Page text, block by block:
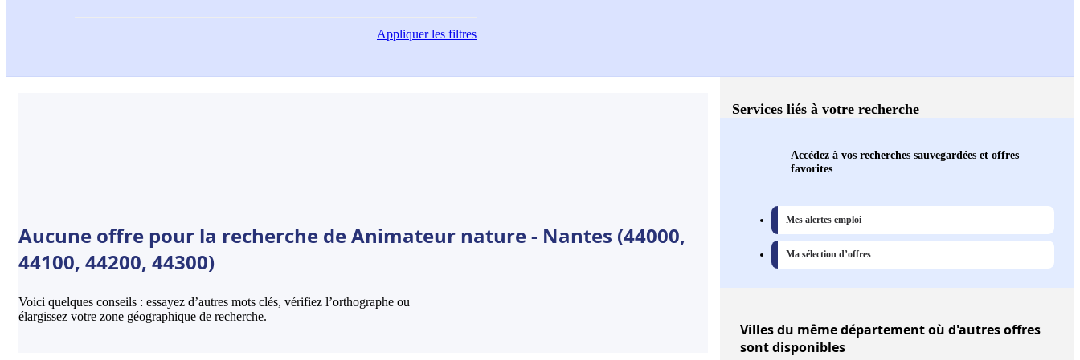
Appliquerles filtres
Aucune offre pour la recherche de Animateur nature - Nantes (44000,
44100, 44200, 44300)
Voici quelques conseils : essayez d’autres mots clés, vérifiez l’orthographe ou
élargissez votre zone géographique de recherche.
Services liés à votre recherche
Accédez à vos recherches sauvegardées et offres
favorites
Mes alertes emploi
Ma sélection d’offres
Villesdu même département où d'autres offres
sont disponibles